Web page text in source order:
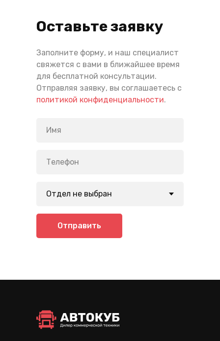
Оставьте заявку
Заполните форму, и наш специалист
свяжется с вами в ближайшее время
для бесплатной консультации.
Отправляя заявку, вы соглашаетесь с
политикой конфиденциальности.
Отправить